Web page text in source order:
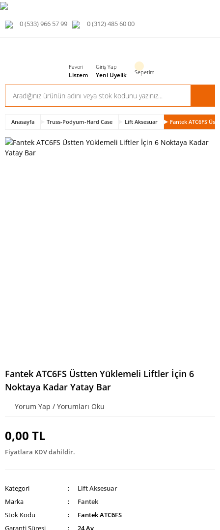
0 (533) 966 57 99 0 (312) 485 60 00
Favori
Listem
Giriş Yap
Yeni Üyelik Sepetim
Anasayfa Truss-Podyum-Hard Case Lift Aksesuar Fantek ATC6FS
Fantek ATC6FS Üstten Yüklemeli Liftler İçin 6
Noktaya Kadar Yatay Bar
Yorum Yap / Yorumları Oku
0,00 TL
Fiyatlara KDV dahildir.
Kategori
Lift Aksesuar
Marka
Fantek
Stok Kodu
Fantek ATC6FS
Garanti Süresi
24 Ay